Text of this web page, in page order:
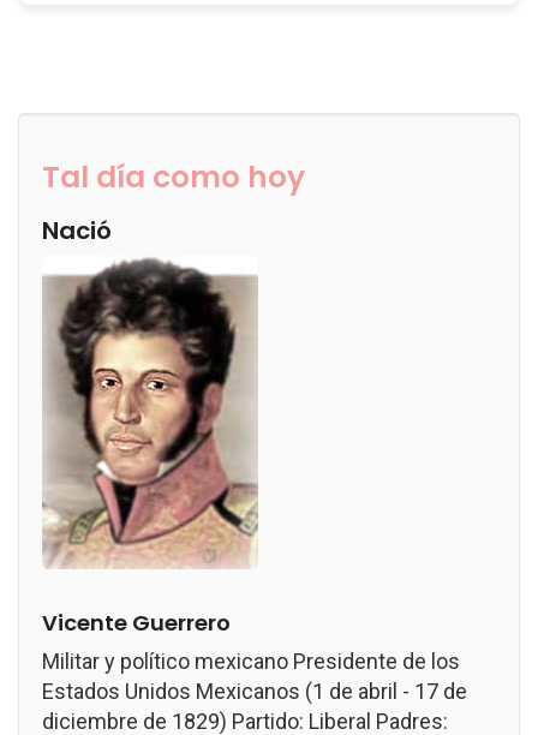
Tal día como hoy
Nació
Vicente Guerrero
Militar y político mexicano Presidente de los
Estados Unidos Mexicanos (1 de abril - 17 de
diciembre de 1829) Partido: Liberal Padres: